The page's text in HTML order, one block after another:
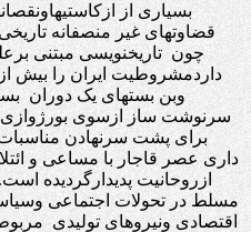
بسیاری از
قضاوتهای غیر منصفانه
چون تاریخنویسی مبتنی
داردمشروطیت ایران را بیش
وبن بستهای یک دوران
سرنوشت ساز ازسوی بورژوازی
برای پشت سرنهادن
داری عصر قاجار با مساعی و
ازروحانیت پدیدارگردیده
مسلط در تحولات اجتماعی
اقتصادی ونیروهای تولیدی